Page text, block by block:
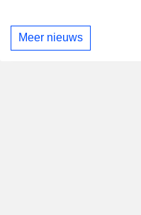
Meer nieuws